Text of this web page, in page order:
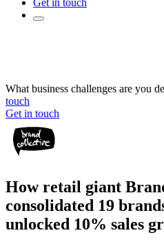
Get in touch
What business challenges are you
touch
Get in touch
How retail giant
consolidated 19
unlocked 10% sales